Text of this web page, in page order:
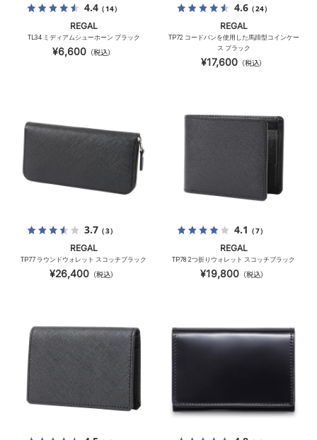
4.4（14）
REGAL
TL34 ミディアムシューホーン ブラック
¥6,600 （税込）
4.6（24）
REGAL
TP72 コードバンを使用した馬蹄型コインケー
ス ブラック
¥17,600 （税込）
3.7（3）
REGAL
TP77 ラウンドウォレット スコッチブラック
¥26,400 （税込）
4.1 （7）
REGAL
TP78 2つ折りウォレット スコッチブラック
¥19,800（税込）